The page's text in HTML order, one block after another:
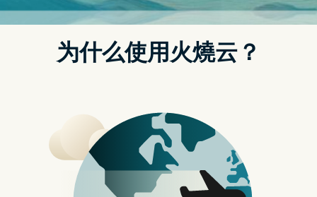
NORDVPN免费
适合用在哪？ iOS 16.2、iPadOS
16.2、macOS Ventura 13.1 新功能
原本满心期待要用爆无边记 App结果越用越觉得….凉去…怎麽感觉像
是苹果开发的一半呢？今天要跟大家分享整体的使用操作与体验究